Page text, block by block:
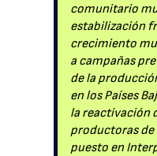
comunitario
estabilización
crecimiento
a campañas
de la
en los Países
la reactivación
productoras de
puesto en